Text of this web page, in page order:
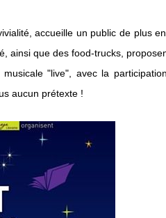
accueille un public de plus
ainsi que des food-trucks,
"live", avec la
aucun prétexte !